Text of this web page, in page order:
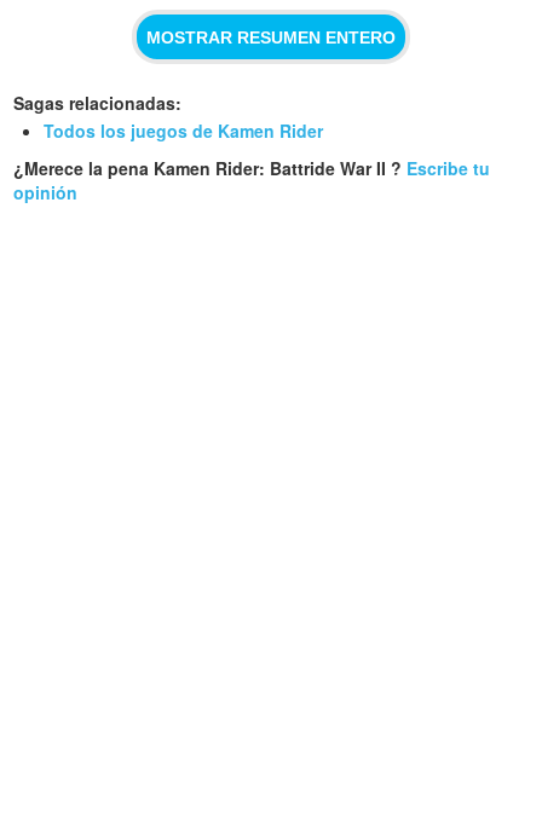
MOSTRAR RESUMEN ENTERO
Sagas relacionadas:
Todos los juegos de Kamen Rider
¿Merece la pena Kamen Rider: Battride War II ? Escribe tu
opinión